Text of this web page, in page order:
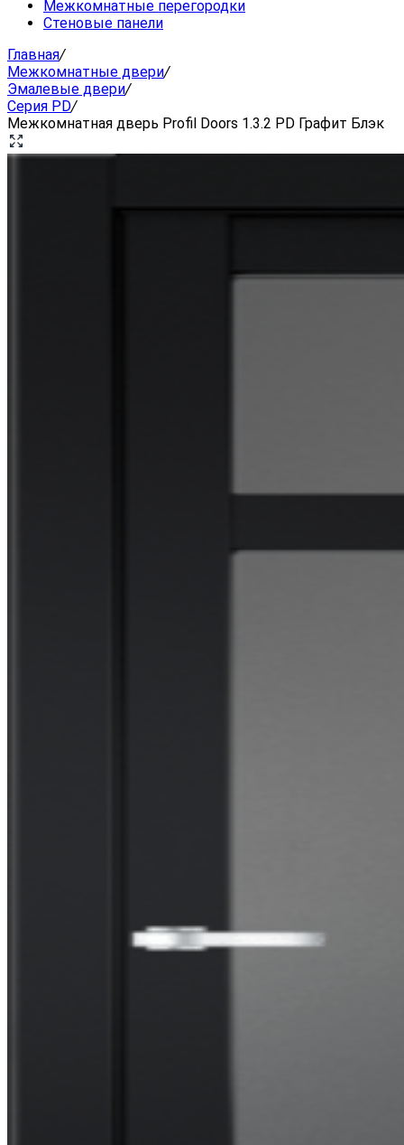
Межкомнатные перегородки
Стеновые панели
Главная/
Межкомнатные двери/
Эмалевые двери/
Серия PD/
Межкомнатная дверь Profil Doors 1.3.2 PD Графит Блэк